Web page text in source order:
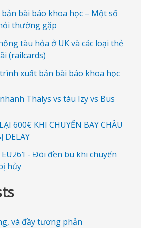
bản bài báo khoa học – Một số
thường gặp
tàu hỏa ở UK và các loại thẻ
(railcards)
xuất bản bài báo khoa học
Thalys vs tàu Izy vs Bus
600€ KHI CHUYẾN BAY CHÂU
DELAY
- Đòi đền bù khi chuyến
hủy
và đầy tương phản